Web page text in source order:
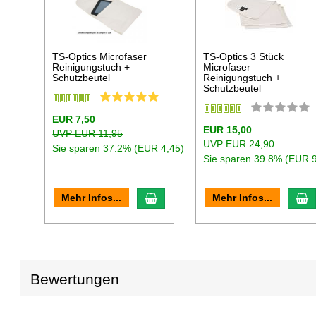
TS-Optics Microfaser
Reinigungstuch +
Schutzbeutel
EUR 7,50
UVP EUR 11,95
Sie sparen 37.2% (EUR 4,45)
Mehr Infos... In den Warenkorb
TS-Optics 3 Stück
Microfaser
Reinigungstuch +
Schutzbeutel
EUR 15,00
UVP EUR 24,90
Sie sparen 39.8% (EUR
Mehr Infos...
Bewertungen